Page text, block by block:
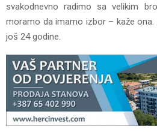
svakodnevno radimo sa velikim
moramo da imamo izbor – kaže
još 24 godine.